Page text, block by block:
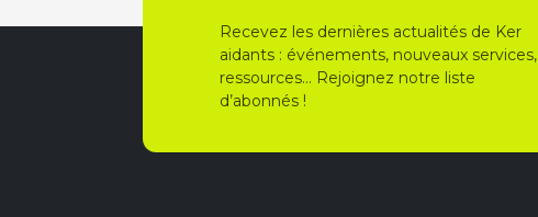
Recevez les dernières actualités de Ker
aidants : événements, nouveaux services,
ressources… Rejoignez notre liste
d’abonnés !